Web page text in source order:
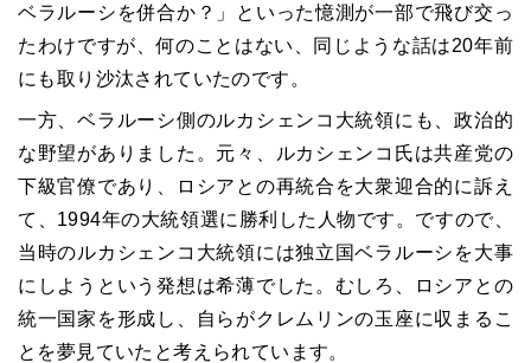
ベラルーシを併合か？」といった憶測が一部で飛び交っ
たわけですが、何のことはない、同じような話は20年前
にも取り沙汰されていたのです。
一方、ベラルーシ側のルカシェンコ大統領にも、政治的
な野望がありました。元々、ルカシェンコ氏は共産党の
下級官僚であり、ロシアとの再統合を大衆迎合的に訴え
て、1994年の大統領選に勝利した人物です。ですので、
当時のルカシェンコ大統領には独立国ベラルーシを大事
にしようという発想は希薄でした。むしろ、ロシアとの
統一国家を形成し、自らがクレムリンの玉座に収まるこ
とを夢見ていたと考えられています。